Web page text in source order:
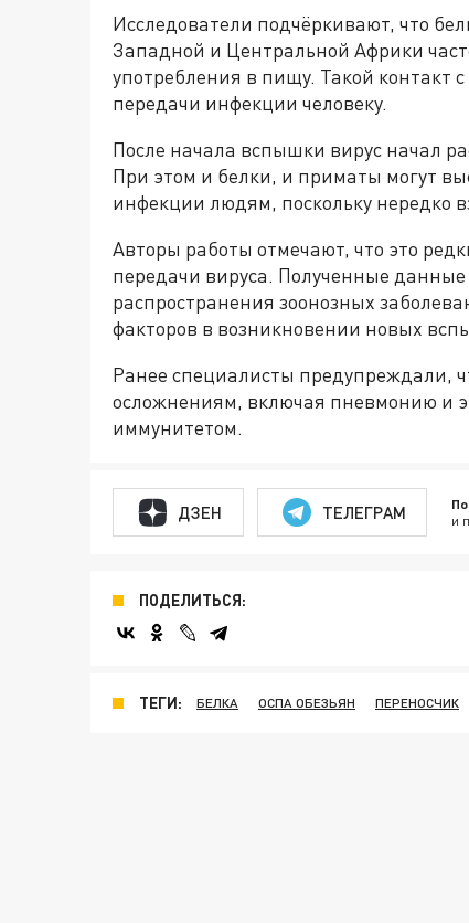
Исследователи подчёркивают, что
Западной и Центральной Африки
употребления в пищу. Такой контакт
передачи инфекции человеку.
После начала вспышки вирус начал
При этом и белки, и приматы могут
инфекции людям, поскольку нередко
Авторы работы отмечают, что это
передачи вируса. Полученные
распространения зоонозных
факторов в возникновении новых
Ранее специалисты предупреждали,
осложнениям, включая пневмонию и
иммунитетом.
ДЗЕН ТЕЛЕГРАМ и
ПОДЕЛИТЬСЯ:
ТЕГИ: БЕЛКА ОСПА ОБЕЗЬЯН ПЕРЕНОСЧИК